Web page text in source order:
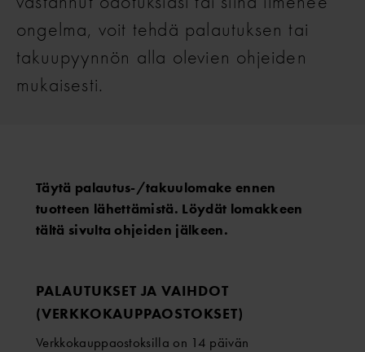
ongelma, voit tehdä palautuksen tai
takuupyynnön alla olevien ohjeiden
mukaisesti.
Täytä palautus-/takuulomake ennen
tuotteen lähettämistä. Löydät lomakkeen
tältä sivulta ohjeiden jälkeen.
PALAUTUKSET JA VAIHDOT
(VERKKOKAUPPAOSTOKSET)
Verkkokauppaostoksilla on 14 päivän